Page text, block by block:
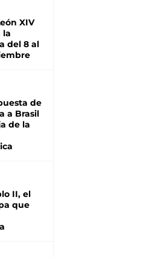
XIV
la
del 8 al
de
a Brasil
de la
II, el
que